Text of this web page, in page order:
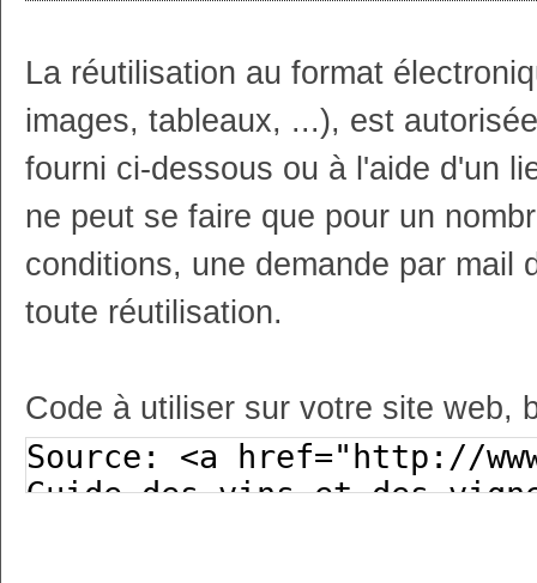
La réutilisation au format
images, tableaux, ...), est
fourni ci-dessous ou à l'aide d'un
ne peut se faire que pour un
conditions, une demande par mail
toute réutilisation.
Code à utiliser sur votre site web,